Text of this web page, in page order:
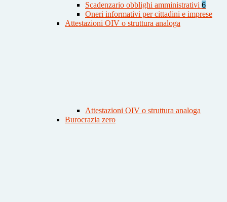
Scadenzario obblighi amministrativi 6
Oneri informativi per cittadini e imprese
Attestazioni OIV o struttura analoga
Attestazioni OIV o struttura analoga
Burocrazia zero